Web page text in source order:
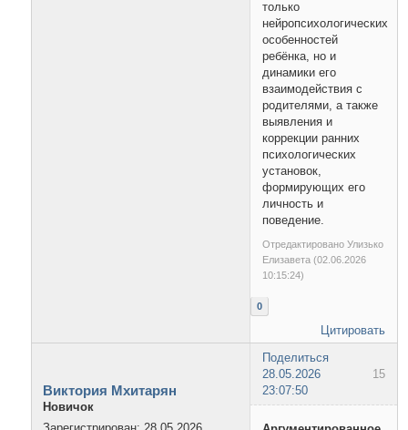
только
нейропсихологических
особенностей
ребёнка, но и
динамики его
взаимодействия с
родителями, а также
выявления и
коррекции ранних
психологических
установок,
формирующих его
личность и
поведение.
Отредактировано Улизько
Елизавета (02.06.2026
10:15:24)
0
Цитировать
Поделиться
15
28.05.2026
23:07:50
Виктория Мхитарян
Новичок